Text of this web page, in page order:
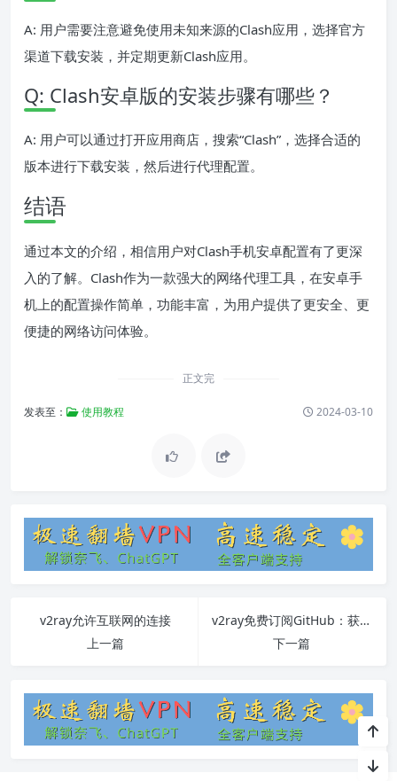
A: 用户需要注意避免使用未知来源的Clash应用，选择官方
渠道下载安装，并定期更新Clash应用。
Q: Clash安卓版的安装步骤有哪些？
A: 用户可以通过打开应用商店，搜索“Clash”，选择合适的
版本进行下载安装，然后进行代理配置。
结语
通过本文的介绍，相信用户对Clash手机安卓配置有了更深
入的了解。Clash作为一款强大的网络代理工具，在安卓手
机上的配置操作简单，功能丰富，为用户提供了更安全、更
便捷的网络访问体验。
正文完
发表至： 使用教程 2024-03-10
v2ray允许互联网的连接
上一篇
v2ray免费订阅GitHub：获取v2ray免费订阅并科学上网的完整教程
下一篇